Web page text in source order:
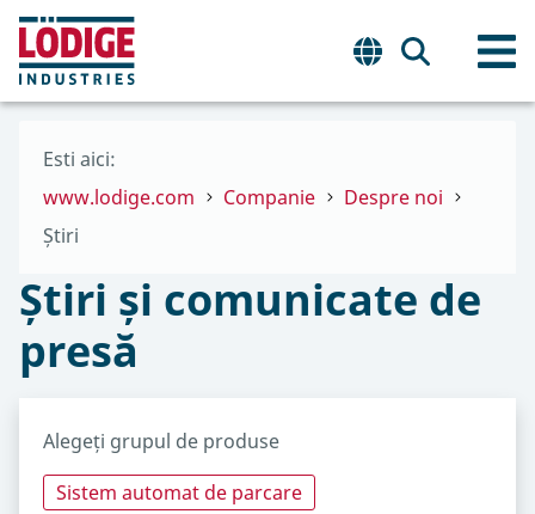
Esti aici:
www.lodige.com
Companie
Despre noi
Știri
Știri și comunicate de
presă
Alegeți grupul de produse
Sistem automat de parcare